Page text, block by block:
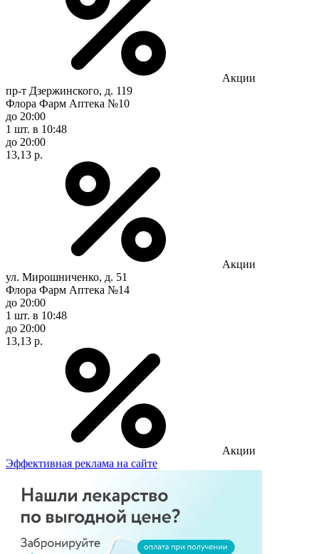
Акции
пр-т Дзержинского, д. 119
Флора Фарм Аптека №10
до 20:00
1 шт. в 10:48
до 20:00
13,13 р.
Акции
ул. Мирошниченко, д. 51
Флора Фарм Аптека №14
до 20:00
1 шт. в 10:48
до 20:00
13,13 р.
Акции
Эффективная реклама на сайте